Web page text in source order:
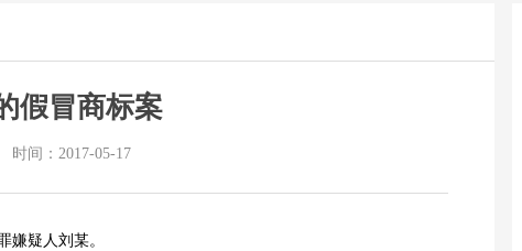
假冒商标案
时间：2017-05-17
嫌疑人刘某。